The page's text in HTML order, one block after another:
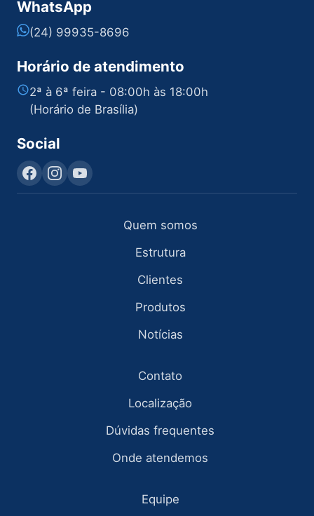
WhatsApp
(24) 99935-8696
Horário de atendimento
2ª à 6ª feira - 08:00h às 18:00h
(Horário de Brasília)
Social
Quem somos
Estrutura
Clientes
Produtos
Notícias
Contato
Localização
Dúvidas frequentes
Onde atendemos
Equipe